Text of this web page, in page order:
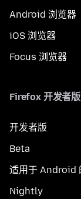
Android 浏览器
iOS 浏览器
Focus 浏览器
Firefox 开发者版
开发者版
Beta
适用于 Android
Nightly